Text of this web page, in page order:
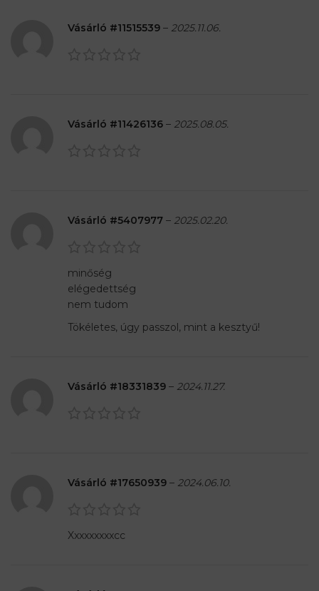
Vásárló #11515539 – 2025.11.06.
Vásárló #11426136 – 2025.08.05.
Vásárló #5407977 – 2025.02.20.
minőség
elégedettség
nem tudom
Tökéletes, úgy passzol, mint a kesztyű!
Vásárló #18331839 – 2024.11.27.
Vásárló #17650939 – 2024.06.10.
Xxxxxxxxxcc